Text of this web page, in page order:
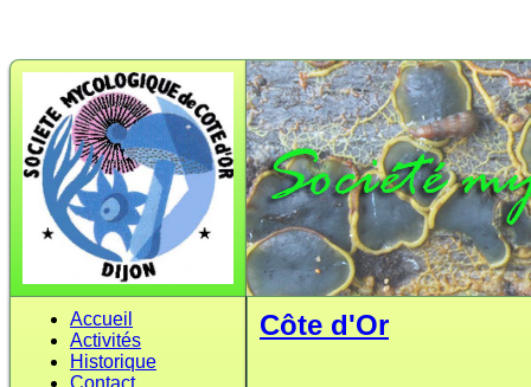
Accueil
Activités
Historique
Contact
Côte d'Or